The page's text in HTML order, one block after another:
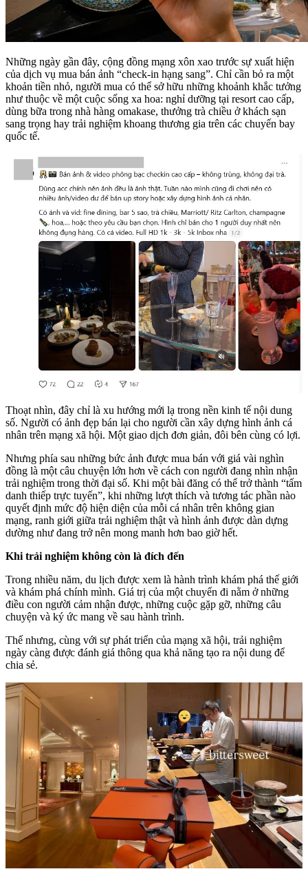
Những ngày gần đây, cộng đồng mạng xôn xao trước sự xuất hiện
của dịch vụ mua bán ảnh “check-in hạng sang”. Chỉ cần bỏ ra một
khoản tiền nhỏ, người mua có thể sở hữu những khoảnh khắc tưởng
như thuộc về một cuộc sống xa hoa: nghỉ dưỡng tại resort cao cấp,
dùng bữa trong nhà hàng omakase, thưởng trà chiều ở khách sạn
sang trọng hay trải nghiệm khoang thương gia trên các chuyến bay
quốc tế.
Thoạt nhìn, đây chỉ là xu hướng mới lạ trong nền kinh tế nội dung
số. Người có ảnh đẹp bán lại cho người cần xây dựng hình ảnh cá
nhân trên mạng xã hội. Một giao dịch đơn giản, đôi bên cùng có lợi.
Nhưng phía sau những bức ảnh được mua bán với giá vài nghìn
đồng là một câu chuyện lớn hơn về cách con người đang nhìn nhận
trải nghiệm trong thời đại số. Khi một bài đăng có thể trở thành “tấm
danh thiếp trực tuyến”, khi những lượt thích và tương tác phần nào
quyết định mức độ hiện diện của mỗi cá nhân trên không gian
mạng, ranh giới giữa trải nghiệm thật và hình ảnh được dàn dựng
dường như đang trở nên mong manh hơn bao giờ hết.
Khi trải nghiệm không còn là đích đến
Trong nhiều năm, du lịch được xem là hành trình khám phá thế giới
và khám phá chính mình. Giá trị của một chuyến đi nằm ở những
điều con người cảm nhận được, những cuộc gặp gỡ, những câu
chuyện và ký ức mang về sau hành trình.
Thế nhưng, cùng với sự phát triển của mạng xã hội, trải nghiệm
ngày càng được đánh giá thông qua khả năng tạo ra nội dung để
chia sẻ.